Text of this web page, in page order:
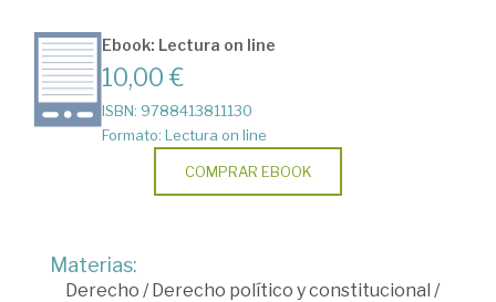
Ebook: Lectura on line
10,00 €
ISBN: 9788413811130
Formato: Lectura on line
COMPRAR EBOOK
Materias:
Derecho / Derecho político y constitucional /